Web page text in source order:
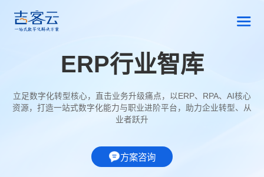
ERP行业智库
立足数字化转型核心，直击业务升级痛点，以ERP、RPA、AI核心
资源，打造一站式数字化能力与职业进阶平台，助力企业转型、从
业者跃升
方案咨询